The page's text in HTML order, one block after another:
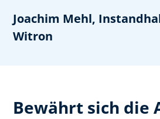
Joachim Mehl,
Witron
Bewährt sich die